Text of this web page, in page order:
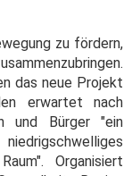
zu fördern,
das neue Projekt
erwartet nach
und Bürger "ein
Organisiert